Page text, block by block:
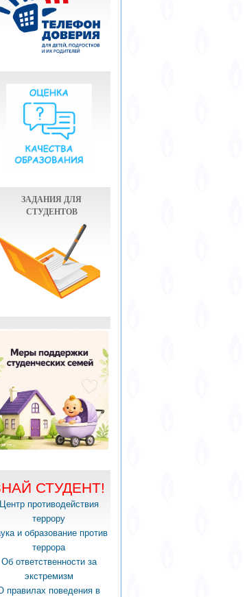
ЗАДАНИЯ ДЛЯ
СТУДЕНТОВ
СТУДЕНТ!
Центр противодействия
террору
и образование против
террора
Об ответственности за
экстремизм
правилах поведения в